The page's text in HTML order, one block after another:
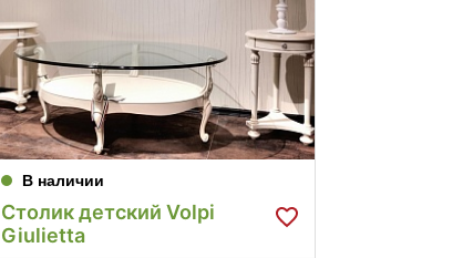
В наличии
Столик детский Volpi
Giulietta